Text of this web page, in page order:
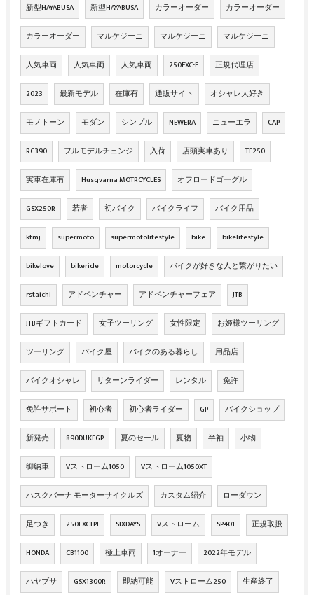
新型HAYABUSA 新型HAYABUSA カラーオーダー カラーオーダー
カラーオーダー マルケジーニ マルケジーニ マルケジーニ
人気車両 人気車両 人気車両 250EXC-F 正規代理店
2023 最新モデル 在庫有 通販サイト オシャレ大好き
モノトーン モダン シンプル NEWERA ニューエラ CAP
RC390 フルモデルチェンジ 入荷 店頭実車あり TE250
実車在庫有 Husqvarna MOTRCYCLES オフロードゴーグル
GSX250R 若者 初バイク バイクライフ バイク用品
ktmj supermoto supermotolifestyle bike bikelifestyle
bikelove bikeride motorcycle バイクが好きな人と繋がりたい
rstaichi アドベンチャー アドベンチャーフェア JTB
JTBギフトカード 女子ツーリング 女性限定 お姫様ツーリング
ツーリング バイク屋 バイクのある暮らし 用品店
バイクオシャレ リターンライダー レンタル 免許
免許サポート 初心者 初心者ライダー GP バイクショップ
新発売 890DUKEGP 夏のセール 夏物 半袖 小物
御納車 Vストローム1050 Vストローム1050XT
ハスクバーナ モーターサイクルズ カスタム紹介 ローダウン
足つき 250EXCTPI SIXDAYS Vストローム SP401 正規取扱
HONDA CB1100 極上車両 1オーナー 2022年モデル
ハヤブサ GSX1300R 即納可能 Vストローム250 生産終了